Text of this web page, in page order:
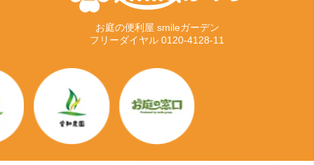
お庭の便利屋 smileガーデン
フリーダイヤル 0120-4128-11